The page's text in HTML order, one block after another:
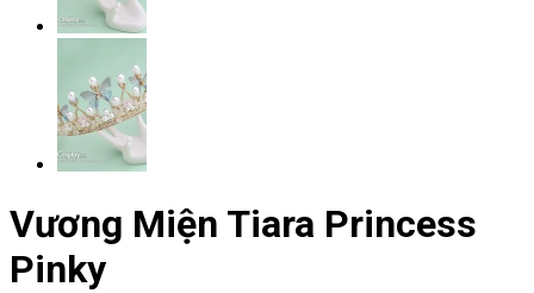
Vương Miện Tiara Princess
Pinky